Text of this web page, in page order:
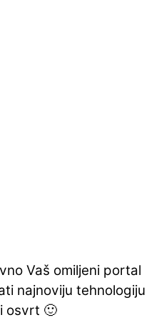
Vaš omiljeni portal
najnoviju tehnologiju
osvrt 🙂